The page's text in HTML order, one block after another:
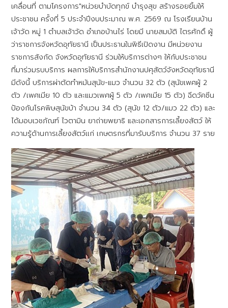
เคลื่อนที่ ตามโครงการ"หน่วยบำบัดทุกข์ บำรุงสุข สร้างรอยยิ้มให้
ประชาชน ครั้งที่ 5 ประจำปีงบประมาณ พ.ศ. 2569​ ณ โรงเรียนบ้าน
เจ้าวัด หมู่ 1 ตำบลเจ้าวัด อำเภอบ้านไร่ โดยมี นายสมบัติ ไตรศักดิ์ ผู้
ว่าราชการจังหวัดอุทัยธานี เป็นประธานในพิธีเปิดงาน มีหน่วยงาน
ราชการสังกัด จังหวัดอุทัยธานี ร่วมให้บริการต่างๆ ให้กับประชาชน
ที่มาร่วมรบบริการ ผลการให้บริการสำนักงานปศุสัตว์จังหวัดอุทัยธานี
มีดังนี้ บริการผ่าตัดทำหมันสุนัข-แมว จำนวน​ 32 ตัว​ (สุนัขเพศผู้ 2
ตัว /เพศเมีย 10 ตัว และแมวเพศผู้​ 5 ตัว /เพศเมีย​ 15 ตัว) ฉีดวัคซีน
ป้องกันโรคพิษสุนัขบ้า จำนวน 34 ตัว (สุนัข 12 ตัว/แมว 22 ตัว) และ
ได้มอบเวชภัณฑ์​ ไวตามิน ยาถ่ายพยาธิ และเอกสารการเลี้ยงสัตว์ ให้
ความรู้ด้านการเลี้ยงสัตว์เเก่ เกษตรกรที่มารับบริการ จำนวน​ 37 ราย